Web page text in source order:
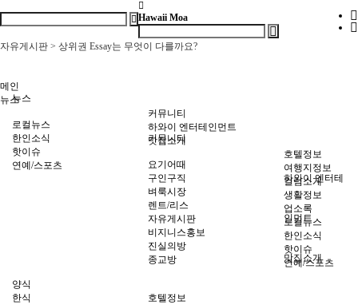
Hawaii Moa
자유게시판 > 골프치는 사람들 어떤선물 받으면 좋으세요?
자유게시판 > 상위권 Essay는 무엇이 다를까요?
자유게시판 > 1500점의 74.8%는 온라인 SAT 수업에서 나왔습니다
자유게시판 > 학자금 보조(FAFSA)받아서 온라인으로 영어공부 하세요!
자유게시판 > 내일까지 아마존 프라임데이인데, 다들 어떤 거 사셨는지 궁금…
자유게시판 > 보통 집 렌트비는 매년 인상되나요?
자유게시판 > 골프치는 사람들 어떤선물 받으면 좋으세요?
자유게시판 > 상위권 Essay는 무엇이 다를까요?
뉴스
로컬뉴스
한인소식
핫이슈
연예/스포츠
커뮤니티
요기어때
구인구직
벼룩시장
렌트/리스
자유게시판
비지니스홍보
진실의방
종교방
하와이 엔터테
인먼트
맛집소개
양식
한식
호텔정보
메인
뉴스
커뮤니티
하와이 엔터테인먼트
맛집소개
호텔정보
여행지정보
컬럼소개
생활정보
업소록
로컬뉴스
한인소식
핫이슈
연예/스포츠